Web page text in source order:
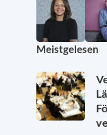
Meistgelesen